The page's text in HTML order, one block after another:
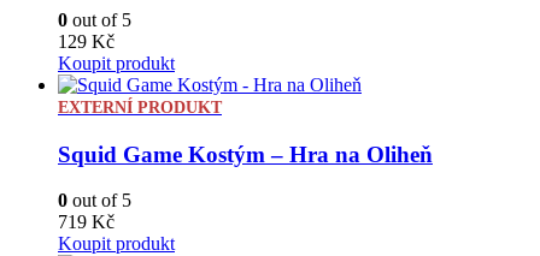
0 out of 5
129 Kč
Koupit produkt
EXTERNÍ PRODUKT
Squid Game Kostým – Hra na Oliheň
0 out of 5
719 Kč
Koupit produkt